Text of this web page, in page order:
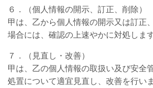
６．（個人情報の開示、訂正、削除）
甲は、乙から個人情報の開示又は訂正
場合には、確認の上速やかに対処しま
７．（見直し・改善）
甲は、乙の個人情報の取扱い及び安全
処置について適宜見直し、改善を行いま